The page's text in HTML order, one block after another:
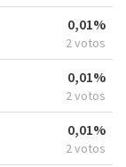
0,01%
2 votos
0,01%
2 votos
0,01%
2 votos